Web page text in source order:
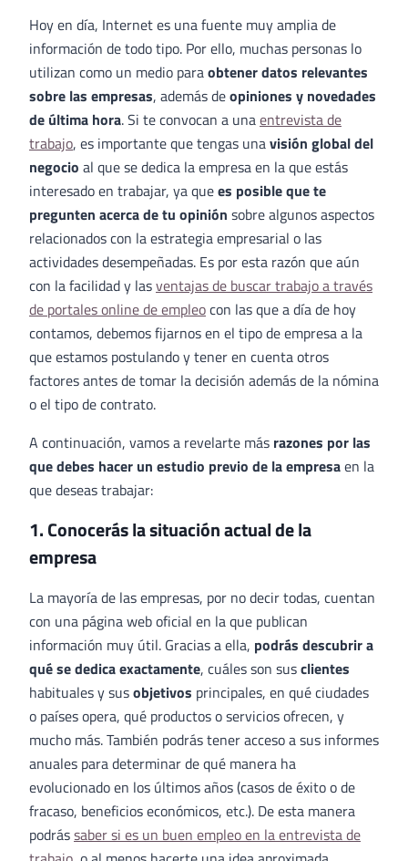
Hoy en día, Internet es una fuente muy amplia de
información de todo tipo. Por ello, muchas personas lo
utilizan como un medio paraobtener datos relevantes
sobre las empresas, además deopiniones y novedades
de última hora. Si te convocan a unaentrevista de
trabajo, es importante que tengas unavisión global del
negocio al que se dedica la empresa en la que estás
interesado en trabajar, ya quees posible que te
pregunten acerca de tu opinión sobre algunos aspectos
relacionados con la estrategia empresarial o las
actividades desempeñadas. Es por esta razón que aún
con la facilidad y lasventajas de buscar trabajo a través
de portales online de empleocon las que a día de hoy
contamos, debemos fijarnos en el tipo de empresa a la
que estamos postulando y tener en cuenta otros
factores antes de tomar la decisión además de la nómina
o el tipo de contrato.
A continuación, vamos a revelarte más razones por las
que debes hacer un estudio previo de la empresaen la
que deseas trabajar:
1. Conocerás la situación actual de la
empresa
La mayoría de las empresas, por no decir todas, cuentan
con una página web oficial en la que publican
información muy útil. Gracias a ella, podrás descubrir a
qué se dedica exactamente, cuáles son susclientes
habituales y susobjetivos principales, en qué ciudades
o países opera, qué productos o servicios ofrecen, y
mucho más. También podrás tener acceso a sus informes
anuales para determinar de qué manera ha
evolucionado en los últimos años (casos de éxito o de
fracaso, beneficios económicos, etc.). De esta manera
podrássaber si es un buen empleo en la entrevista de